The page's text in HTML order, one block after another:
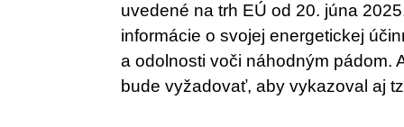
uvedené na trh EÚ od 20. júna
informácie o svojej energetickej
a odolnosti voči náhodným pádom.
bude vyžadovať, aby vykazoval aj